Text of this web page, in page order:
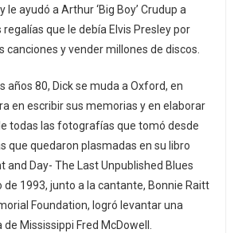
le ayudó a Arthur ‘Big Boy’ Crudup a
que le debía Elvis Presley por
canciones y vender millones de discos.
años 80, Dick se muda a Oxford, en
en escribir sus memorias y en elaborar
todas las fotografías que tomó desde
que quedaron plasmadas en su libro
and Day- The Last Unpublished Blues
de 1993, junto a la cantante, Bonnie Raitt
Foundation, logró levantar una
Mississippi Fred McDowell.